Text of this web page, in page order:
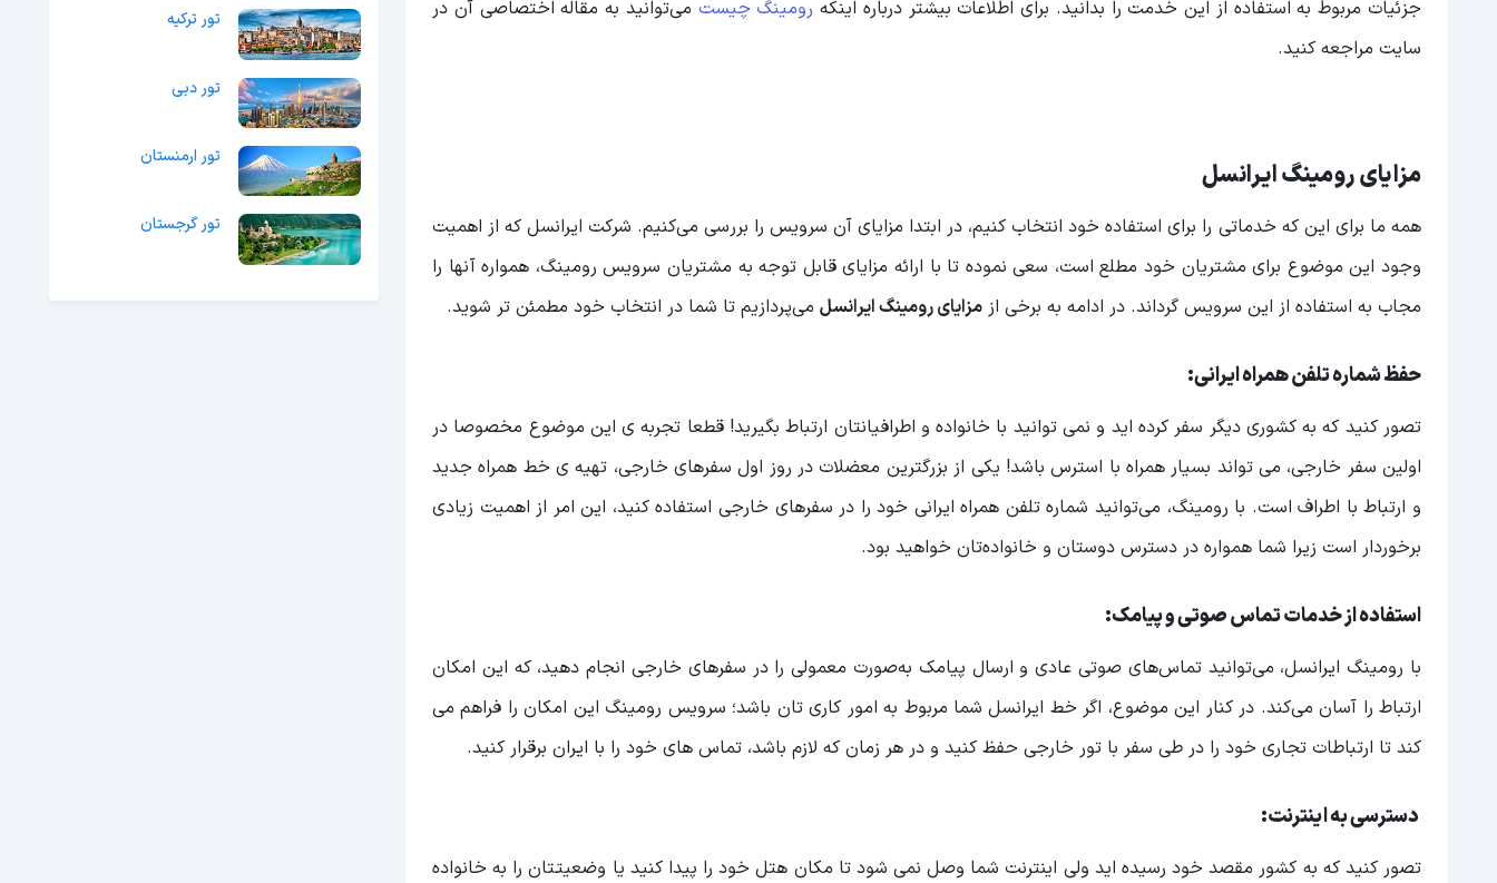
جزئیات مربوط به استفاده از این خدمت را بدانید. برای اطلاعات بیشتر درباره اینکه رومینگ چیست می‌توانید به مقاله اختصاصی آن در
سایت مراجعه کنید.
مزایای رومینگ ایرانسل
همه ما برای این که خدماتی را برای استفاده خود انتخاب کنیم، در ابتدا مزایای آن سرویس را بررسی می‌کنیم. شرکت ایرانسل که از اهمیت
وجود این موضوع برای مشتریان خود مطلع است، سعی نموده تا با ارائه مزایای قابل توجه به مشتریان سرویس رومینگ، همواره آنها را
مجاب به استفاده از این سرویس گرداند. در ادامه به برخی از مزایای رومینگ ایرانسل می‌پردازیم تا شما در انتخاب خود مطمئن تر شوید.
حفظ شماره تلفن همراه ایرانی:
تصور کنید که به کشوری دیگر سفر کرده اید و نمی توانید با خانواده و اطرافیانتان ارتباط بگیرید! قطعا تجربه ی این موضوع مخصوصا در
اولین سفر خارجی، می تواند بسیار همراه با استرس باشد! یکی از بزرگترین معضلات در روز اول سفرهای خارجی، تهیه ی خط همراه جدید
و ارتباط با اطراف است. با رومینگ، می‌توانید شماره تلفن همراه ایرانی خود را در سفرهای خارجی استفاده کنید، این امر از اهمیت زیادی
برخوردار است زیرا شما همواره در دسترس دوستان و خانواده‌تان خواهید بود.
استفاده از خدمات تماس صوتی و پیامک:
با رومینگ ایرانسل، می‌توانید تماس‌های صوتی عادی و ارسال پیامک به‌صورت معمولی را در سفرهای خارجی انجام دهید، که این امکان
ارتباط را آسان می‌کند. در کنار این موضوع، اگر خط ایرانسل شما مربوط به امور کاری تان باشد؛ سرویس رومینگ این امکان را فراهم می
کند تا ارتباطات تجاری خود را در طی سفر با تور خارجی حفظ کنید و در هر زمان که لازم باشد، تماس های خود را با ایران برقرار کنید.
دسترسی به اینترنت:
تصور کنید که به کشور مقصد خود رسیده اید ولی اینترنت شما وصل نمی شود تا مکان هتل خود را پیدا کنید یا وضعیتتان را به خانواده
تور ترکیه
تور دبی
تور ارمنستان
تور گرجستان